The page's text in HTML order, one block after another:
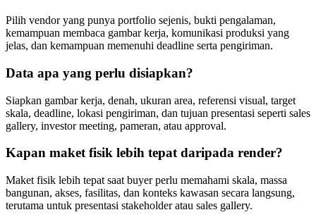
Pilih vendor yang punya portfolio sejenis, bukti pengalaman,
kemampuan membaca gambar kerja, komunikasi produksi yang
jelas, dan kemampuan memenuhi deadline serta pengiriman.
Data apa yang perlu disiapkan?
Siapkan gambar kerja, denah, ukuran area, referensi visual, target
skala, deadline, lokasi pengiriman, dan tujuan presentasi seperti sales
gallery, investor meeting, pameran, atau approval.
Kapan maket fisik lebih tepat daripada render?
Maket fisik lebih tepat saat buyer perlu memahami skala, massa
bangunan, akses, fasilitas, dan konteks kawasan secara langsung,
terutama untuk presentasi stakeholder atau sales gallery.